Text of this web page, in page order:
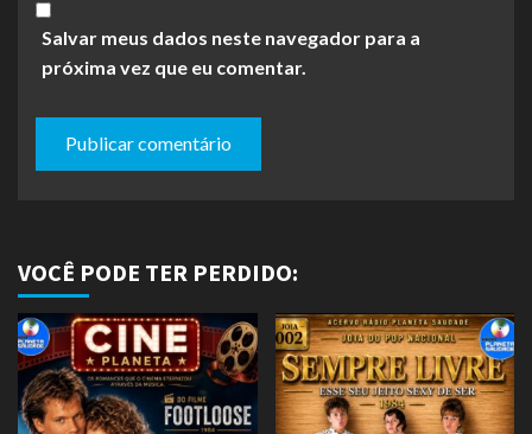
Salvar meus dados neste navegador para a
próxima vez que eu comentar.
VOCÊ PODE TER PERDIDO: